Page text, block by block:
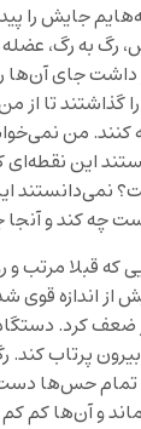
جایش را
به رگ،
داشت جای آن‌ها
تا از من
کنند. من
این نقطه‌ای
نمی‌دانستند
چه کند و آنجا
قبلا مرتب و
از اندازه قوی
ضعف کرد.
بیرون پرتاب
تمام حس‌ها
ماند و آن‌ها کم